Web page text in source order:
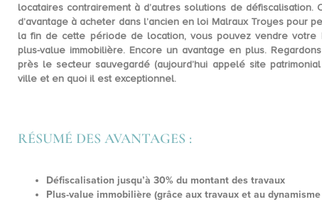
locataires contrairement à d’autres solutions de défiscalisation.
d’avantage à acheter dans l’ancien en loi Malraux Troyespour
la fin de cette période de location, vous pouvez vendre votre
plus-value immobilière. Encore un avantage en plus.
près le secteur sauvegardé (aujourd’hui appelé site
ville et en quoi il est exceptionnel.
RÉSUMÉ DES AVANTAGES :
Défiscalisation jusqu’à 30% du montant des travaux
Plus-value immobilière (grâce aux travaux et au